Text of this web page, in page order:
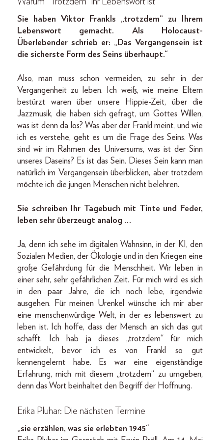
Sie haben Viktor Frankls „trotzdem“ zu Ihrem
Lebenswort gemacht. Als Holocaust-
Überlebender schrieb er: „Das Vergangensein ist
die sicherste Form des Seins überhaupt.“
Also, man muss schon vermeiden, zu sehr in der
Vergangenheit zu leben. Ich weiß, wie meine Eltern
bestürzt waren über unsere Hippie-Zeit, über die
Jazzmusik, die haben sich gefragt, um Gottes Willen,
was ist denn da los? Was aber der Frankl meint, und wie
ich es verstehe, geht es um die Frage des Seins. Was
sind wir im Rahmen des Universums, was ist der Sinn
unseres Daseins? Es ist das Sein. Dieses Sein kann man
natürlich im Vergangensein überblicken, aber trotzdem
möchte ich die jungen Menschen nicht belehren.
Sie schreiben Ihr Tagebuch mit Tinte und Feder,
leben sehr überzeugt analog …
Ja, denn ich sehe im digitalen Wahnsinn, in der KI, den
Sozialen Medien, der Ökologie und in den Kriegen eine
große Gefährdung für die Menschheit. Wir leben in
einer sehr, sehr gefährlichen Zeit. Für mich wird es sich
in den paar Jahre, die ich noch lebe, irgendwie
ausgehen. Für meinen Urenkel wünsche ich mir aber
eine menschenwürdige Welt, in der es lebenswert zu
leben ist. Ich hoffe, dass der Mensch an sich das gut
schafft. Ich hab ja dieses „trotzdem“ für mich
entwickelt, bevor ich es von Frankl so gut
kennengelernt habe. Es war eine eigenständige
Erfahrung, mich mit diesem „trotzdem“ zu umgeben,
denn das Wort beinhaltet den Begriff der Hoffnung.
Erika Pluhar: Die nächsten Termine
„sie erzählen, was sie erlebten 1945“